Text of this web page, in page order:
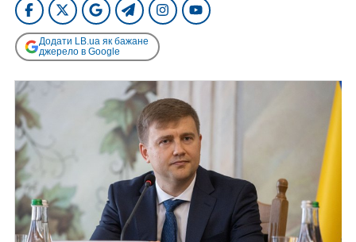
Додати LB.ua як бажане
джерело в Google